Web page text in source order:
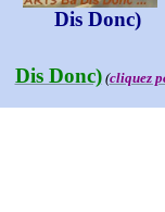
Dis Donc)
Dis Donc)(cliquez